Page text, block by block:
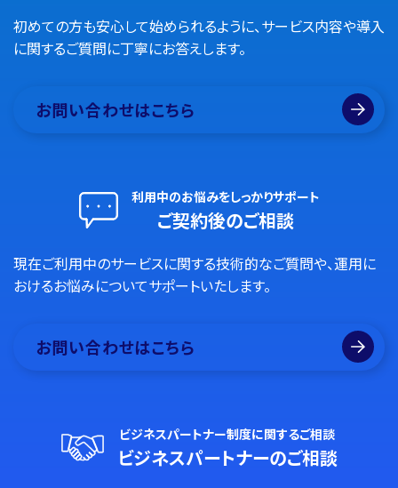
初めての方も安心して始められるように、サービス内容や導入
に関するご質問に丁寧にお答えします。
お問い合わせはこちら
利用中のお悩みをしっかりサポート
ご契約後のご相談
現在ご利用中のサービスに関する技術的なご質問や、運用に
おけるお悩みについてサポートいたします。
お問い合わせはこちら
ビジネスパートナー制度に関するご相談
ビジネスパートナーのご相談